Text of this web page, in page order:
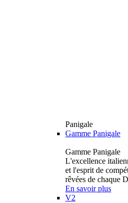
Panigale
Gamme Panigale
Gamme Panigale
L'excellence
et l'esprit de
rêvées de chaque
En savoir plus
V2